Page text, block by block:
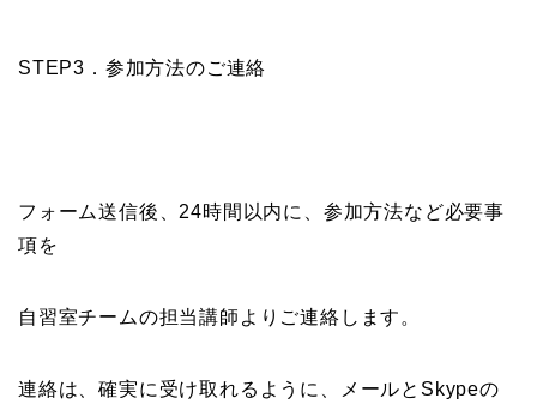
STEP3．参加方法のご連絡
フォーム送信後、24時間以内に、参加方法など必要事
項を
自習室チームの担当講師よりご連絡します。
連絡は、確実に受け取れるように、メールとSkypeの